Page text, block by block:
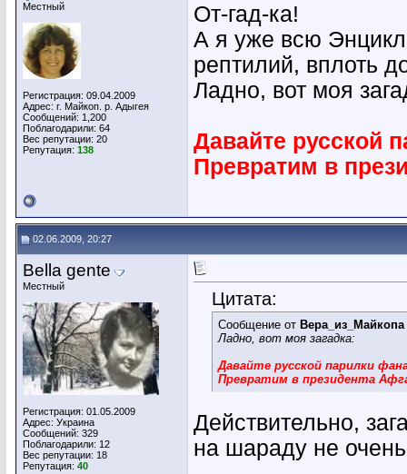
Местный
Регистрация: 09.04.2009
Адрес: г. Майкоп. р. Адыгея
Сообщений: 1,200
Поблагодарили: 64
Вес репутации: 20
Репутация: 138
От-гад-ка!
А я уже всю
рептилий, вплоть
Ладно, вот моя
Давайте русской
Превратим в
02.06.2009, 20:27
Bella gente
Местный
Регистрация: 01.05.2009
Адрес: Украина
Сообщений: 329
Поблагодарили: 12
Вес репутации: 18
Репутация: 40
Цитата:
Сообщение от Вера_из_Майкопа
Ладно, вот моя загадка:
Давайте русской парилки
Превратим в президента
Действительно,
на шараду не